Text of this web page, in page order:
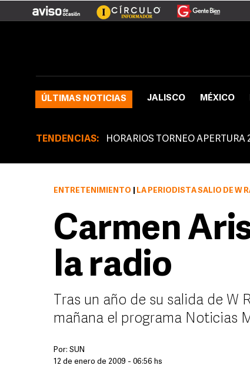
ÚLTIMAS NOTICIAS JALISCO MÉXICO
TENDENCIAS: HORARIOS TORNEO APERTURA
ENTRETENIMIENTO LA PERIODISTA SALIÓ DE W
Carmen
la radio
Tras un año de su salida de
mañana el programa Noticias
Por: SUN
12 de enero de 2009 - 06:56 hs